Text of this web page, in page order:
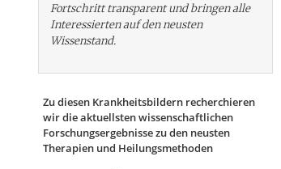
Fortschritt transparent und bringen alle
Interessierten auf den neusten
Wissenstand.
Zu diesen Krankheitsbildern recherchieren
wir die aktuellsten wissenschaftlichen
Forschungs­ergebnisse zu den neusten
Therapien und Heilungsmethoden